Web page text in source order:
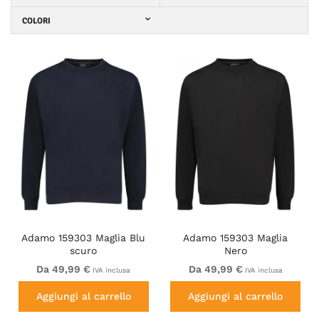
COLORI
Adamo 159303 Maglia Blu
scuro
Da 49,99 € IVA inclusa
Aggiungi al carrello
Adamo 159303 Maglia
Nero
Da 49,99 € IVA inclusa
Aggiungi al carrello